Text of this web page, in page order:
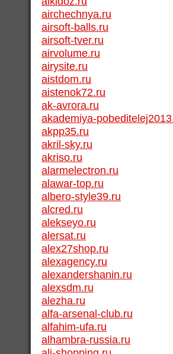
airchechnya.ru
airsoft-balls.ru
airsoft-tver.ru
airvolume.ru
airysite.ru
aistdom.ru
aistenok72.ru
ak-avrora.ru
akademiya-
akpp35.ru
akril-sky.ru
akriso.ru
alarmelectron.ru
alawar-top.ru
albero-style39.ru
alcred.ru
alekseyo.ru
alersat.ru
alex27shop.ru
alexagency.ru
alexandershanin.ru
alexsdm.ru
alezha.ru
alfa-arsenal-club.ru
alfahim-ufa.ru
alhambra-russia.ru